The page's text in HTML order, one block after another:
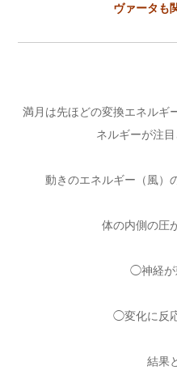
ヴァータも
満月は先ほどの変換エネルギ
ネルギーが注目
動きのエネルギー（風）
体の内側の圧
◯神経が
◯変化に反
結果